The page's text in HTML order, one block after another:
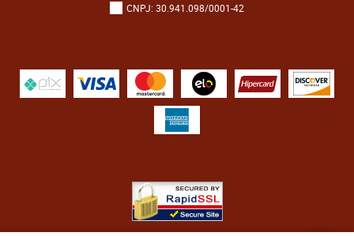
CNPJ: 30.941.098/0001-42